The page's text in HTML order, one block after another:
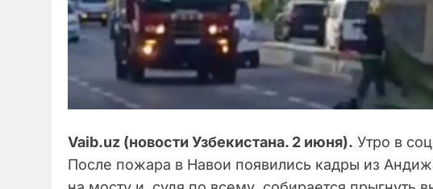
Vaib.uz (новости Узбекистана. 2 июня). Утро в
После пожара в Навои появились кадры из